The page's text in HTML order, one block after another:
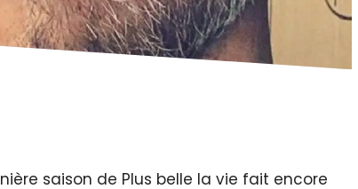
saison de Plus belle la vie fait encore